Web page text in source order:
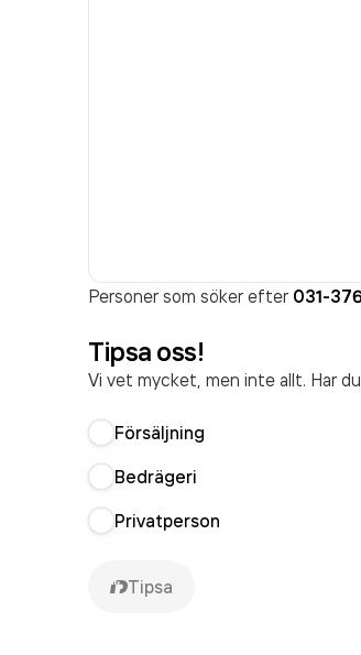
Personer som söker efter 031-
Tipsa oss!
Vi vet mycket, men inte allt. Har
Försäljning
Bedrägeri
Privatperson
Tipsa